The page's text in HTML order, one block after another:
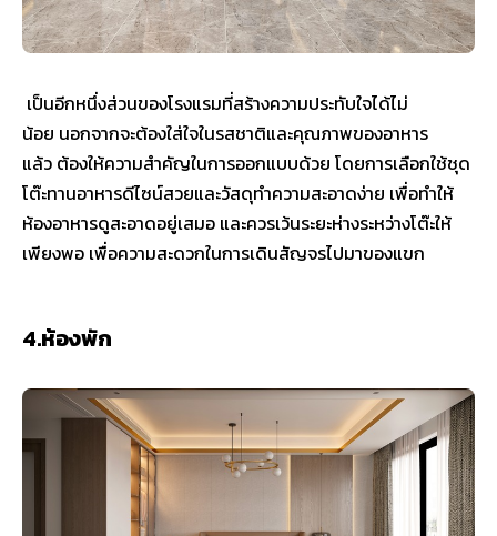
เป็นอีกหนึ่งส่วนของโรงแรมที่สร้างความประทับใจได้ไม่
น้อย นอกจากจะต้องใส่ใจในรสชาติและคุณภาพของอาหาร
แล้ว ต้องให้ความสำคัญในการออกแบบด้วย โดยการเลือกใช้ชุด
โต๊ะทานอาหารดีไซน์สวยและวัสดุทำความสะอาดง่าย เพื่อทำให้
ห้องอาหารดูสะอาดอยู่เสมอ และควรเว้นระยะห่างระหว่างโต๊ะให้
เพียงพอ เพื่อความสะดวกในการเดินสัญจรไปมาของแขก
4.ห้องพัก